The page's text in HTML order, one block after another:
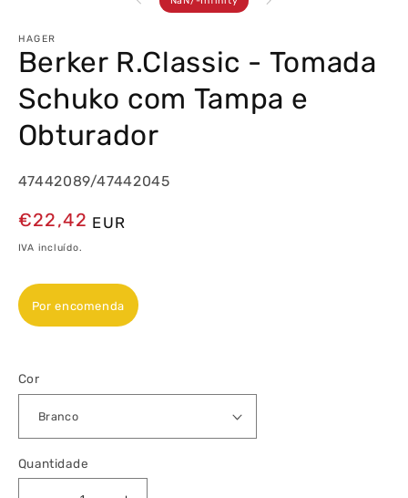
HAGER
Berker R.Classic - Tomada
Schuko com Tampa e
Obturador
47442089/47442045
Preço
normal
€22,42 EUR
IVA incluído.
Por encomenda
Cor
Quantidade